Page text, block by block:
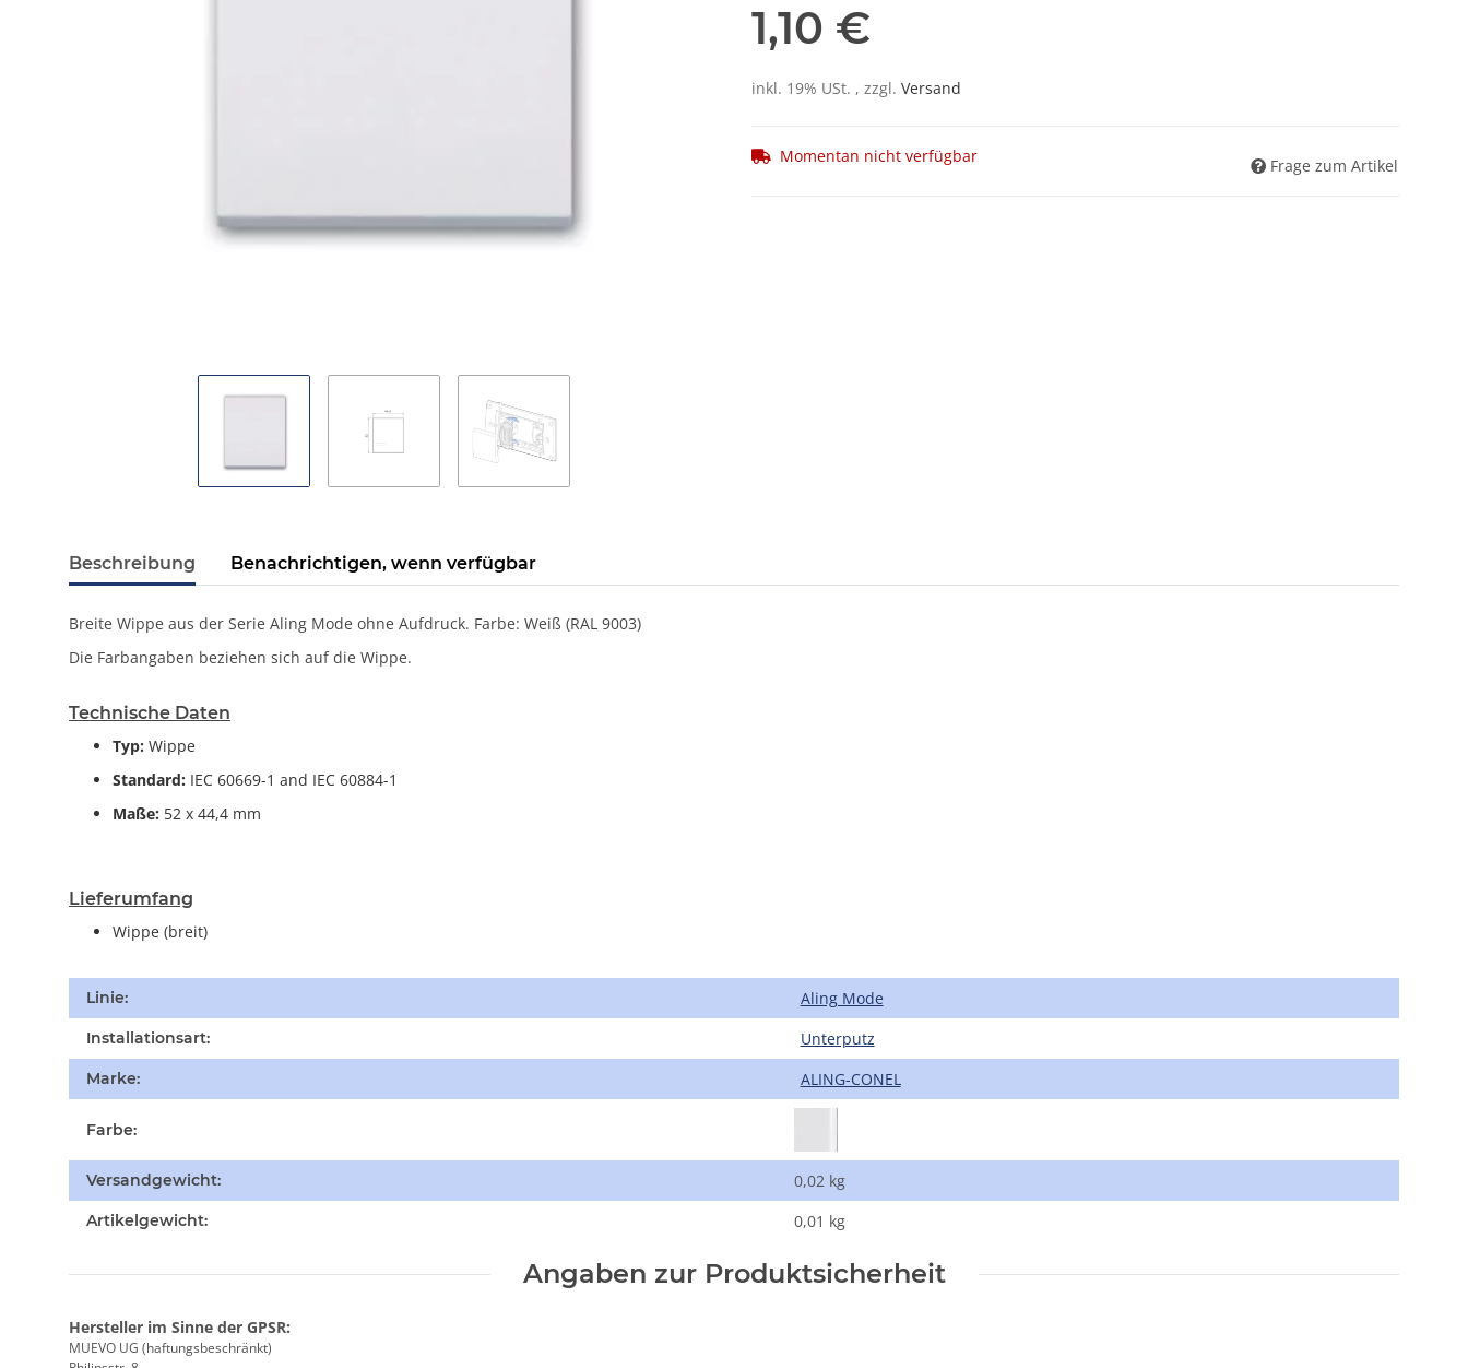
1,10 €
inkl. 19% USt. , zzgl. Versand
Momentan nicht verfügbar Frage zum Artikel
Beschreibung Benachrichtigen, wenn verfügbar
Breite Wippe aus der Serie Aling Mode ohne Aufdruck. Farbe: Weiß (RAL 9003)
Die Farbangaben beziehen sich auf die Wippe.
Technische Daten
Typ: Wippe
Standard: IEC 60669-1 and IEC 60884-1
Maße: 52 x 44,4 mm
Lieferumfang
Wippe (breit)
Produkteigenschaft
Wert
Linie: Aling Mode
Installationsart: Unterputz
Marke: ALING-CONEL
Farbe:
Versandgewicht: 0,02 kg
Artikelgewicht: 0,01 kg
Angaben zur Produktsicherheit
Hersteller im Sinne der GPSR:
MUEVO UG (haftungsbeschränkt)